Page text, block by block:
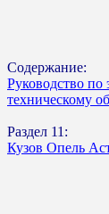
Содержание:
Руководство по
техническому
Раздел 11:
Кузов Опель